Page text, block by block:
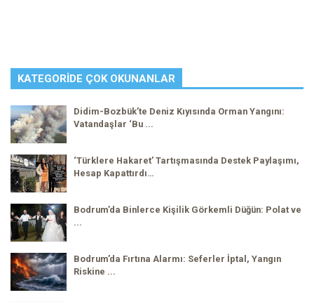
KATEGORIDE ÇOK OKUNANLAR
Didim-Bozbük’te Deniz Kıyısında Orman Yangını:
Vatandaşlar ‘Bu ...
‘Türklere Hakaret’ Tartışmasında Destek Paylaşımı,
Hesap Kapattırdı…
Bodrum’da Binlerce Kişilik Görkemli Düğün: Polat ve
...
Bodrum’da Fırtına Alarmı: Seferler İptal, Yangın
Riskine ...